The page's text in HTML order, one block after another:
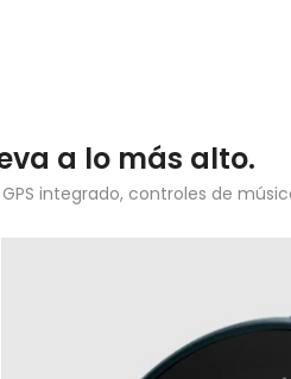
a lo más alto.
integrado, controles de